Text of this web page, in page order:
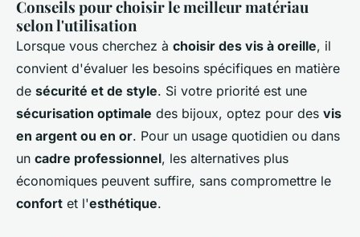
Conseils pour choisir le meilleur matériau
selon l'utilisation
Lorsque vous cherchez à choisir des vis à oreille, il
convient d'évaluer les besoins spécifiques en matière
de sécurité et de style. Si votre priorité est une
sécurisation optimale des bijoux, optez pour des vis
en argent ou en or. Pour un usage quotidien ou dans
un cadre professionnel, les alternatives plus
économiques peuvent suffire, sans compromettre le
confort et l'esthétique.